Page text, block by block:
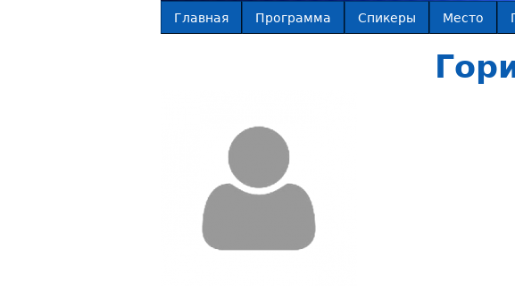
Главная Программа Спикеры Место